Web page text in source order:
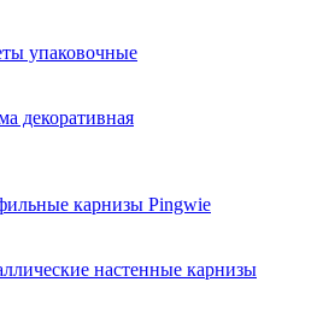
упаковочные
декоративная
карнизы Pingwie
настенные карнизы